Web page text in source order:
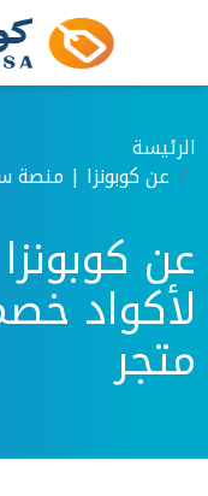
الرئيسة
عن كوبونزا | منصة
عن
متجر